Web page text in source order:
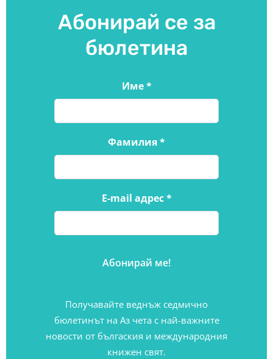
Абонирай се за
бюлетина
Име*
Фамилия*
E-mail адрес*
Получавайте веднъж седмично
бюлетинът на Аз чета с най-важните
новости от бългаския и международния
книжен свят.